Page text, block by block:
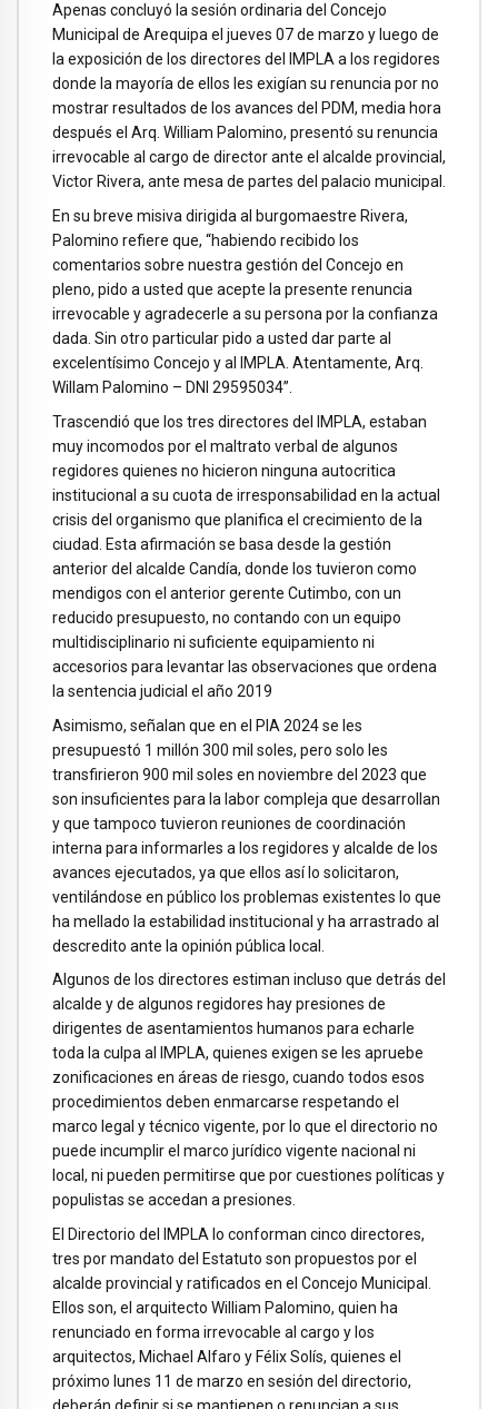
Apenas concluyó la sesión ordinaria del Concejo
Municipal de Arequipa el jueves 07 de marzo y luego de
la exposición de los directores del IMPLA a los regidores
donde la mayoría de ellos les exigían su renuncia por no
mostrar resultados de los avances del PDM, media hora
después el Arq. William Palomino, presentó su renuncia
irrevocable al cargo de director ante el alcalde provincial,
Victor Rivera, ante mesa de partes del palacio municipal.
En su breve misiva dirigida al burgomaestre Rivera,
Palomino refiere que, “habiendo recibido los
comentarios sobre nuestra gestión del Concejo en
pleno, pido a usted que acepte la presente renuncia
irrevocable y agradecerle a su persona por la confianza
dada. Sin otro particular pido a usted dar parte al
excelentísimo Concejo y al IMPLA. Atentamente, Arq.
Willam Palomino – DNI 29595034”.
Trascendió que los tres directores del IMPLA, estaban
muy incomodos por el maltrato verbal de algunos
regidores quienes no hicieron ninguna autocritica
institucional a su cuota de irresponsabilidad en la actual
crisis del organismo que planifica el crecimiento de la
ciudad. Esta afirmación se basa desde la gestión
anterior del alcalde Candía, donde los tuvieron como
mendigos con el anterior gerente Cutimbo, con un
reducido presupuesto, no contando con un equipo
multidisciplinario ni suficiente equipamiento ni
accesorios para levantar las observaciones que ordena
la sentencia judicial el año 2019
Asimismo, señalan que en el PIA 2024 se les
presupuestó 1 millón 300 mil soles, pero solo les
transfirieron 900 mil soles en noviembre del 2023 que
son insuficientes para la labor compleja que desarrollan
y que tampoco tuvieron reuniones de coordinación
interna para informarles a los regidores y alcalde de los
avances ejecutados, ya que ellos así lo solicitaron,
ventilándose en público los problemas existentes lo que
ha mellado la estabilidad institucional y ha arrastrado al
descredito ante la opinión pública local.
Algunos de los directores estiman incluso que detrás del
alcalde y de algunos regidores hay presiones de
dirigentes de asentamientos humanos para echarle
toda la culpa al IMPLA, quienes exigen se les apruebe
zonificaciones en áreas de riesgo, cuando todos esos
procedimientos deben enmarcarse respetando el
marco legal y técnico vigente, por lo que el directorio no
puede incumplir el marco jurídico vigente nacional ni
local, ni pueden permitirse que por cuestiones políticas y
populistas se accedan a presiones.
El Directorio del IMPLA lo conforman cinco directores,
tres por mandato del Estatuto son propuestos por el
alcalde provincial y ratificados en el Concejo Municipal.
Ellos son, el arquitecto William Palomino, quien ha
renunciado en forma irrevocable al cargo y los
arquitectos, Michael Alfaro y Félix Solís, quienes el
próximo lunes 11 de marzo en sesión del directorio,